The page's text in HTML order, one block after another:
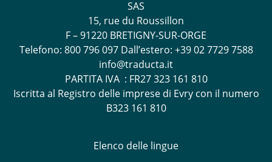
SAS
15, rue du Roussillon
F – 91220 BRETIGNY-SUR-ORGE
Telefono: 800 796 097Dall’estero: +39 02 7729 7588
info@traducta.it
PARTITA IVA : FR27 323 161 810
Iscritta al Registro delle imprese di Evry con il numero
B323 161 810
Elenco delle lingue